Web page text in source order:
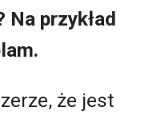
przykład
że jest